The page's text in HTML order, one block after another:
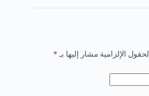
الحقول الإلزامية مشار إليها بـ *